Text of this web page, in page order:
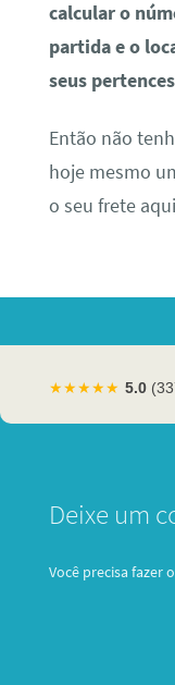
calcular o
partida e o
seus pertences
Então não
hoje mesmo
o seu frete
★★★★★ 5.0
Deixe um
Você precisa fazer o